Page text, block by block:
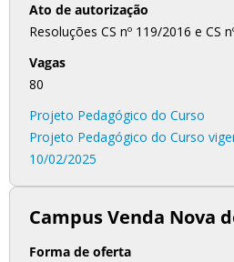
Ato de autorização
Resoluções CS nº 119/2016 e CS
Vagas
80
Projeto Pedagógico do Curso
Projeto Pedagógico do Curso
10/02/2025
Campus Venda Nova
Forma de oferta